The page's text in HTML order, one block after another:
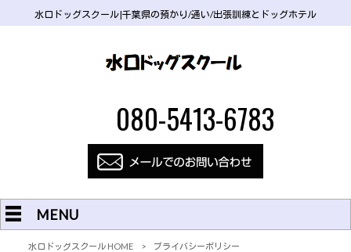
水口ドッグスクール|千葉県の預かり/通い/出張訓練とドッグホテル
080-5413-6783
MENU
水口ドッグスクール HOME > プライバシーポリシー